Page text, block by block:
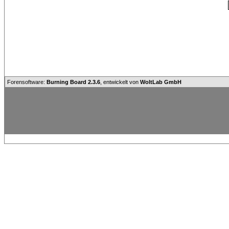
Forensoftware: Burning Board 2.3.6 , entwickelt von WoltLab GmbH